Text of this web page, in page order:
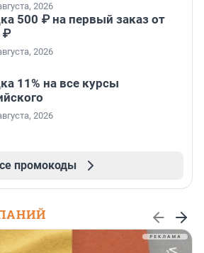
2026
500 ₽ на первый заказ от
₽
2026
11% на все курсы
2026
промокоды